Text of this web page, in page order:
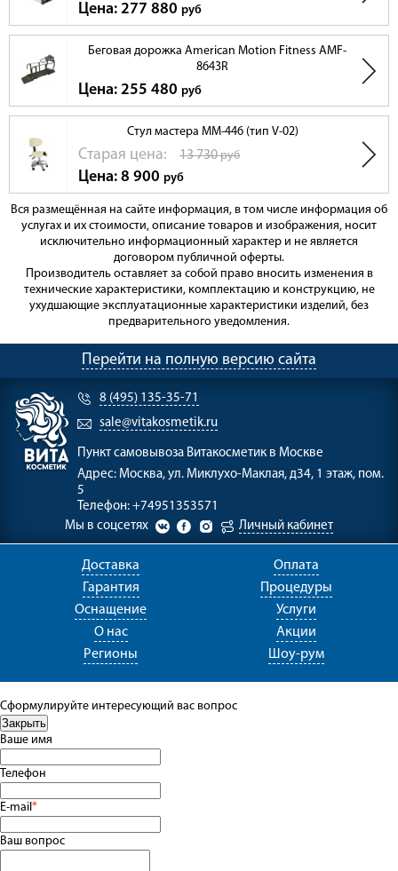
Цена: 277 880 руб
Беговая дорожка American Motion Fitness AMF-
8643R
Цена: 255 480 руб
Стул мастера ММ-446 (тип V-02)
Cтарая цена: 13 730руб
Цена: 8 900 руб
Вся размещённая на сайте информация, в том числе информация об
услугах и их стоимости, описание товаров и изображения, носит
исключительно информационный характер и не является
договором публичной оферты.
Производитель оставляет за собой право вносить изменения в
технические характеристики, комплектацию и конструкцию, не
ухудшающие эксплуатационные характеристики изделий, без
предварительного уведомления.
Перейти на полную версию сайта
8 (495) 135-35-71
sale@vitakosmetik.ru
Пункт самовывоза Витакосметик в Москве
Адрес: Москва, ул. Миклухо-Маклая, д34, 1 этаж, пом.
5
Телефон: +74951353571
Мы в соцсетях
Личный кабинет
Доставка
Оплата
Гарантия
Процедуры
Оснащение
Услуги
О нас
Акции
Регионы
Шоу-рум
Сформулируйте интересующий вас вопрос
Ваше имя
Телефон
E-mail*
Ваш вопрос